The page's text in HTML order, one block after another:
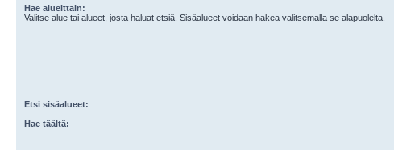
Hae alueittain:
Valitse alue tai alueet, josta haluat etsiä. Sisäalueet voidaan hakea valitsemalla se alapuolelta.
Etsi sisäalueet:
Hae täältä: